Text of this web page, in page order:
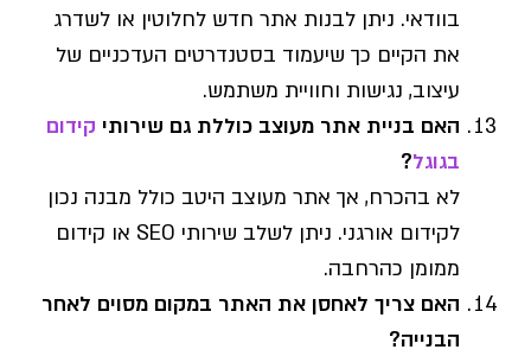
בוודאי. ניתן לבנות אתר חדש לחלוטין או לשדרג
את הקיים כך שיעמוד בסטנדרטים העדכניים של
עיצוב, נגישות וחוויית משתמש.
האם בניית אתר מעוצב כוללת גם שירותי קידום
בגוגל?
לא בהכרח, אך אתר מעוצב היטב כולל מבנה נכון
לקידום אורגני. ניתן לשלב שירותי SEO או קידום
ממומן כהרחבה.
האם צריך לאחסן את האתר במקום מסוים לאחר
הבנייה?